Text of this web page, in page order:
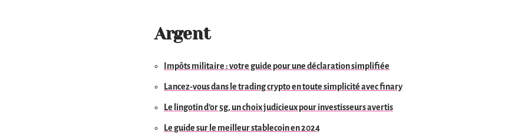
Argent
Impôts militaire : votre guide pour une déclaration simplifiée
Lancez-vous dans le trading crypto en toute simplicité avec finary
Le lingotin d’or 5g, un choix judicieux pour investisseurs avertis
Le guide sur le meilleur stablecoin en 2024